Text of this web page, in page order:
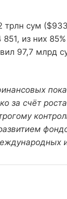
сум
из них
97,7 млрд
за счёт